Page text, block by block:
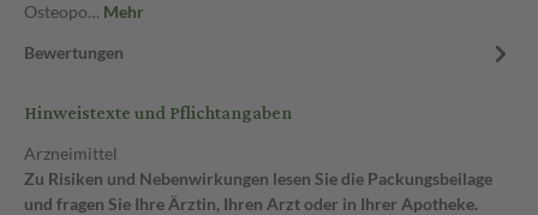
Osteopo… Mehr
Bewertungen
Hinweistexte und Pflichtangaben
Arzneimittel
Zu Risiken und Nebenwirkungen lesen Sie die Packungsbeilage
und fragen Sie Ihre Ärztin, Ihren Arzt oder in Ihrer Apotheke.